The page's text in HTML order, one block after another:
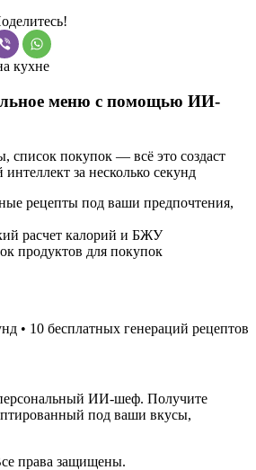
кухне
меню с помощью ИИ-
список покупок — всё это создаст
за несколько секунд
рецепты под ваши предпочтения,
расчет калорий и БЖУ
продуктов для покупок
• 10 бесплатных генераций рецептов
ИИ-шеф. Получите
под ваши вкусы,
права защищены.